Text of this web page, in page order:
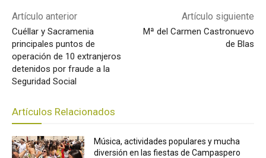
Artículo anterior
Cuéllar y Sacramenia
principales puntos de
operación de 10 extranjeros
detenidos por fraude a la
Seguridad Social
Artículo siguiente
Mª del Carmen Castronuevo
de Blas
Artículos Relacionados
Música, actividades populares y mucha
diversión en las fiestas de Campaspero